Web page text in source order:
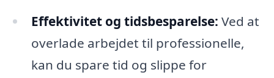
Effektivitet og tidsbesparelse: Ved at
overlade arbejdet til professionelle,
kan du spare tid og slippe for